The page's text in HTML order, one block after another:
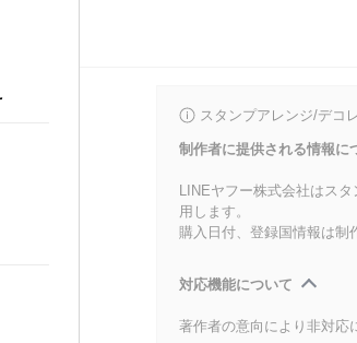
スタンプアレンジ/デコ
制作者に提供される情報に
LINEヤフー株式会社はス
用します。
購入日付、登録国情報は制
対応機能について
著作者の意向により非対応